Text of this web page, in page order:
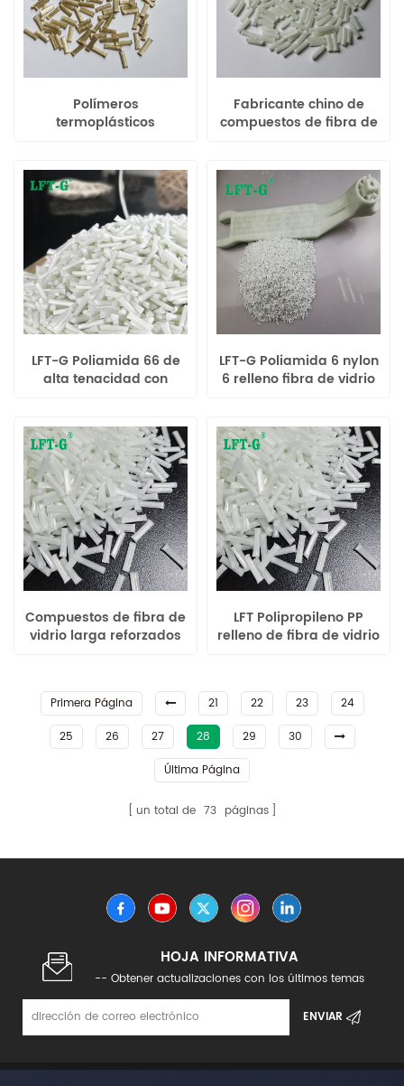
Polímeros
termoplásticos
de polifenileno de alto
rendimiento Xiamen LFT
Fabricante chino de
compuestos de fibra de
LFT
LFT-G Poliamida 66 de
alta tenacidad con
LFT-G Poliamida 6 nylon
6 relleno fibra de vidrio
Compuestos de fibra de
vidrio larga reforzados
LFT-G
LFT Polipropileno PP
relleno de fibra de vidrio
rendimiento
Primera Página 21 22 23
24
25
26 27 28 29
30
Última Página
un total de 73 páginas
HOJA INFORMATIVA
-- Obtener actualizaciones con los últimos temas